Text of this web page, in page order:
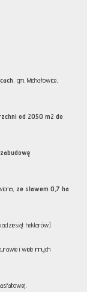
, gm. Michałowice,
od 2050 m2 do
zabudowę
ze stawem 0,7 ha
hektarów)
i wiele innych